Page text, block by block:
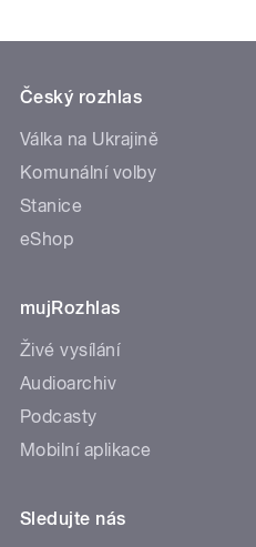
Český rozhlas
Válka na Ukrajině
Komunální volby
Stanice
eShop
mujRozhlas
Živé vysílání
Audioarchiv
Podcasty
Mobilní aplikace
Sledujte nás